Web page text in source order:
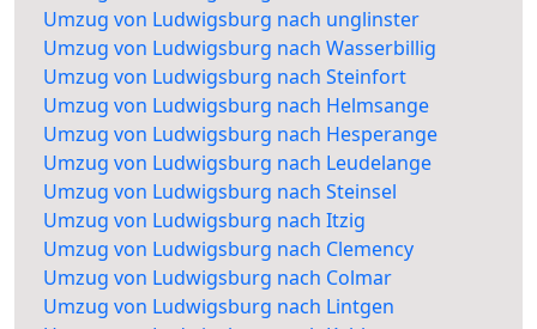
Umzug von Ludwigsburg nach unglinster
Umzug von Ludwigsburg nach Wasserbillig
Umzug von Ludwigsburg nach Steinfort
Umzug von Ludwigsburg nach Helmsange
Umzug von Ludwigsburg nach Hesperange
Umzug von Ludwigsburg nach Leudelange
Umzug von Ludwigsburg nach Steinsel
Umzug von Ludwigsburg nach Itzig
Umzug von Ludwigsburg nach Clemency
Umzug von Ludwigsburg nach Colmar
Umzug von Ludwigsburg nach Lintgen